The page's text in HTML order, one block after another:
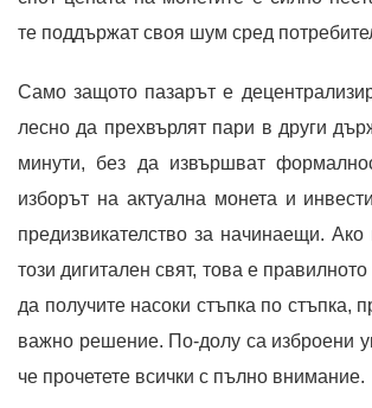
те поддържат своя шум сред
Само защото пазарът е
лесно да прехвърлят пари в други
минути, без да извършват
изборът на актуална монета и
предизвикателство за начинаещи.
този дигитален свят, това е
да получите насоки стъпка по стъпка,
важно решение. По-долу са изброени
че прочетете всички с пълно внимание.